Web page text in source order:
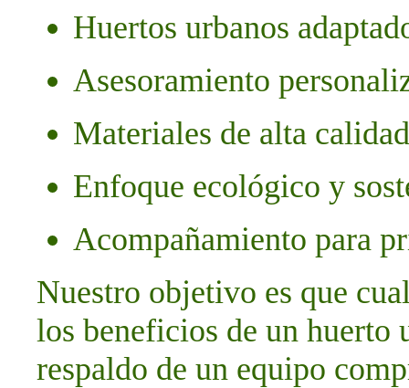
Huertos urbanos
Asesoramiento
Materiales de alta calidad
Enfoque ecológico y
Acompañamiento para
Nuestro objetivo es que
los beneficios de un huerto
respaldo de un equipo